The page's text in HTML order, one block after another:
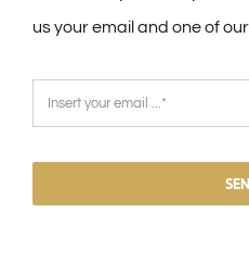
us your email and one of